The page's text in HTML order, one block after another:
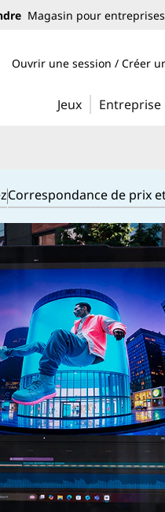
Magasin pour
Ouvrir une session / Créer
Jeux Entreprise
Correspondance de prix